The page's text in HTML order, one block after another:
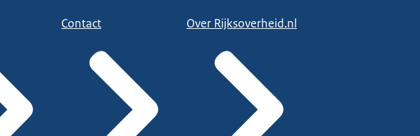
Contact Over Rijksoverheid.nl